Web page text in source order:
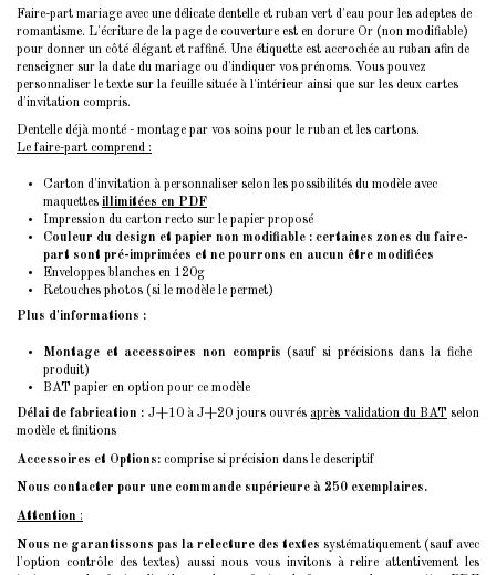
Faire-part mariage avec une délicate dentelle et ruban vert d'eau pour les adeptes de
romantisme. L'écriture de la page de couverture est en dorure Or (non modifiable)
pour donner un côté élégant et raffiné. Une étiquette est accrochée au ruban afin de
renseigner sur la date du mariage ou d'indiquer vos prénoms. Vous pouvez
personnaliser le texte sur la feuille située à l'intérieur ainsi que sur les deux cartes
d'invitation compris.
Dentelle déjà monté - montage par vos soins pour le ruban et les cartons.
Le faire-part comprend :
Carton d'invitation à personnaliser selon les possibilités du modèle avec
maquettes illimitées en PDF
Impression du carton recto sur le papier proposé
Couleur du design et papier non modifiable : certaines zones du faire-
part sont pré-imprimées et ne pourrons en aucun être modifiées
Enveloppes blanches en 120g
Retouches photos (si le modèle le permet)
Plus d'informations :
Montage et accessoires non compris (sauf si précisions dans la fiche
produit)
BAT papier en option pour ce modèle
Délai de fabrication : J+10 à J+20 jours ouvrés après validation du BAT selon
modèle et finitions
Accessoires et Options: comprise si précision dans le descriptif
Nous contacter pour une commande supérieure à 250 exemplaires.
Attention :
Nous ne garantissons pas la relecture des textes systématiquement (sauf avec
l'option contrôle des textes) aussi nous vous invitons à relire attentivement les